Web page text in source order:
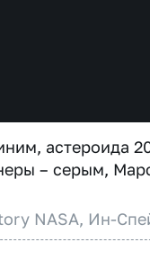
астероида
– серым,
NASA, Ин-